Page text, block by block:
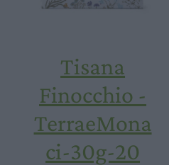
Tisana
Finocchio -
TerraeMona
ci-30g-20